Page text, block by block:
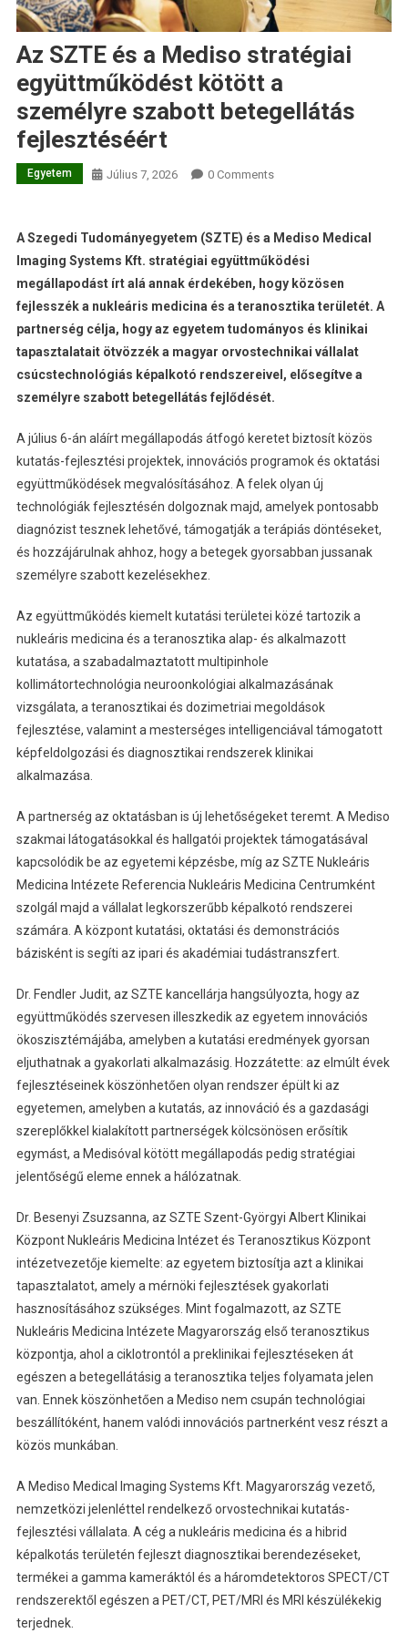
Az SZTE és a Mediso stratégiai
együttműködést kötött a
személyre szabott betegellátás
fejlesztéséért
Egyetem Július 7, 2026 0 Comments
A Szegedi Tudományegyetem (SZTE) és a Mediso Medical
Imaging Systems Kft. stratégiai együttműködési
megállapodást írt alá annak érdekében, hogy közösen
fejlesszék a nukleáris medicina és a teranosztika területét. A
partnerség célja, hogy az egyetem tudományos és klinikai
tapasztalatait ötvözzék a magyar orvostechnikai vállalat
csúcstechnológiás képalkotó rendszereivel, elősegítve a
személyre szabott betegellátás fejlődését.
A július 6-án aláírt megállapodás átfogó keretet biztosít közös
kutatás-fejlesztési projektek, innovációs programok és oktatási
együttműködések megvalósításához. A felek olyan új
technológiák fejlesztésén dolgoznak majd, amelyek pontosabb
diagnózist tesznek lehetővé, támogatják a terápiás döntéseket,
és hozzájárulnak ahhoz, hogy a betegek gyorsabban jussanak
személyre szabott kezelésekhez.
Az együttműködés kiemelt kutatási területei közé tartozik a
nukleáris medicina és a teranosztika alap- és alkalmazott
kutatása, a szabadalmaztatott multipinhole
kollimátortechnológia neuroonkológiai alkalmazásának
vizsgálata, a teranosztikai és dozimetriai megoldások
fejlesztése, valamint a mesterséges intelligenciával támogatott
képfeldolgozási és diagnosztikai rendszerek klinikai
alkalmazása.
A partnerség az oktatásban is új lehetőségeket teremt. A Mediso
szakmai látogatásokkal és hallgatói projektek támogatásával
kapcsolódik be az egyetemi képzésbe, míg az SZTE Nukleáris
Medicina Intézete Referencia Nukleáris Medicina Centrumként
szolgál majd a vállalat legkorszerűbb képalkotó rendszerei
számára. A központ kutatási, oktatási és demonstrációs
bázisként is segíti az ipari és akadémiai tudástranszfert.
Dr. Fendler Judit, az SZTE kancellárja hangsúlyozta, hogy az
együttműködés szervesen illeszkedik az egyetem innovációs
ökoszisztémájába, amelyben a kutatási eredmények gyorsan
eljuthatnak a gyakorlati alkalmazásig. Hozzátette: az elmúlt évek
fejlesztéseinek köszönhetően olyan rendszer épült ki az
egyetemen, amelyben a kutatás, az innováció és a gazdasági
szereplőkkel kialakított partnerségek kölcsönösen erősítik
egymást, a Medisóval kötött megállapodás pedig stratégiai
jelentőségű eleme ennek a hálózatnak.
Dr. Besenyi Zsuzsanna, az SZTE Szent-Györgyi Albert Klinikai
Központ Nukleáris Medicina Intézet és Teranosztikus Központ
intézetvezetője kiemelte: az egyetem biztosítja azt a klinikai
tapasztalatot, amely a mérnöki fejlesztések gyakorlati
hasznosításához szükséges. Mint fogalmazott, az SZTE
Nukleáris Medicina Intézete Magyarország első teranosztikus
központja, ahol a ciklotrontól a preklinikai fejlesztéseken át
egészen a betegellátásig a teranosztika teljes folyamata jelen
van. Ennek köszönhetően a Mediso nem csupán technológiai
beszállítóként, hanem valódi innovációs partnerként vesz részt a
közös munkában.
A Mediso Medical Imaging Systems Kft. Magyarország vezető,
nemzetközi jelenléttel rendelkező orvostechnikai kutatás-
fejlesztési vállalata. A cég a nukleáris medicina és a hibrid
képalkotás területén fejleszt diagnosztikai berendezéseket,
termékei a gamma kameráktól és a háromdetektoros SPECT/CT
rendszerektől egészen a PET/CT, PET/MRI és MRI készülékekig
terjednek.